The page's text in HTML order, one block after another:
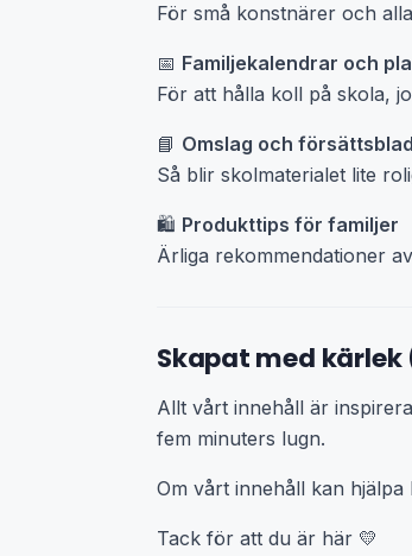
För små konstnärer och
📅 Familjekalendrar och
För att hålla koll på skola,
📘 Omslag och
Så blir skolmaterialet lite
🛍️ Produkttips för familjer
Ärliga rekommendationer
Skapat med
Allt vårt innehåll är
fem minuters lugn.
Om vårt innehåll kan
Tack för att du är här 💛